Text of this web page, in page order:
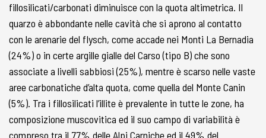
fillosilicati/carbonati diminuisce con la quota altimetrica. Il
quarzo è abbondante nelle cavità che si aprono al contatto
con le arenarie del flysch, come accade nei Monti La Bernadia
(24%) o in certe argille gialle del Carso (tipo B) che sono
associate a livelli sabbiosi (25%), mentre è scarso nelle vaste
aree carbonatiche d’alta quota, come quella del Monte Canin
(5%). Tra i fillosilicati l’illite è prevalente in tutte le zone, ha
composizione muscovitica ed il suo campo di variabilità è
compreso tra il 77% delle Alpi Carniche ed il 49% del